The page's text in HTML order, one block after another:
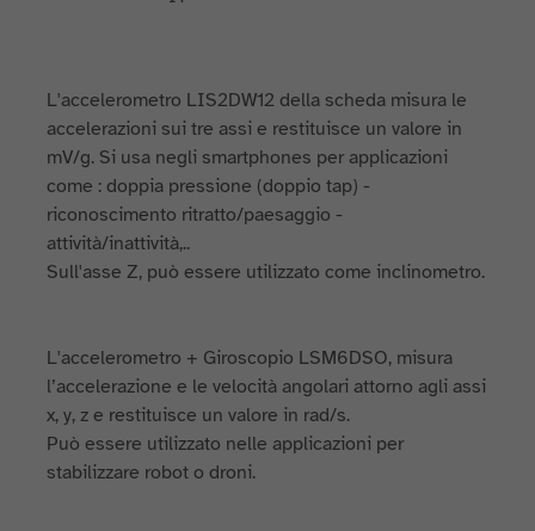
L'accelerometro LIS2DW12 della scheda misura le
accelerazioni sui tre assi e restituisce un valore in
mV/g. Si usa negli smartphones per applicazioni
come : doppia pressione (doppio tap) -
riconoscimento ritratto/paesaggio -
attività/inattività,..
Sull'asse Z, può essere utilizzato come inclinometro.
L'accelerometro + Giroscopio LSM6DSO, misura
l’accelerazione e le velocità angolari attorno agli assi
x, y, z e restituisce un valore in rad/s.
Può essere utilizzato nelle applicazioni per
stabilizzare robot o droni.